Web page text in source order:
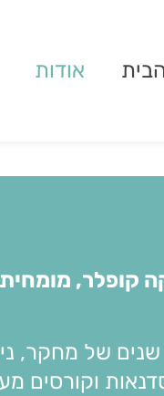
אודות
קופלר,
של מחקר,
וקורסים